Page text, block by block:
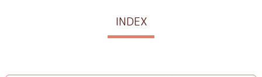
INDEX